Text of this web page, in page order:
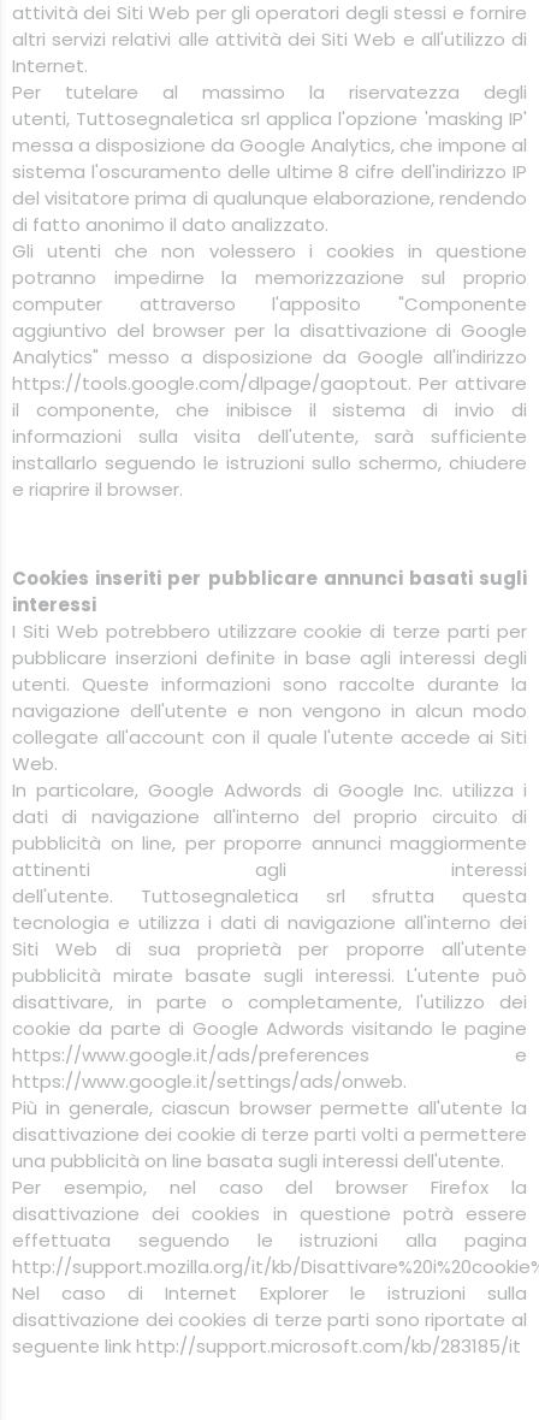
attività dei Siti Web per gli operatori degli stessi e fornire
altri servizi relativi alle attività dei Siti Web e all'utilizzo di
Internet.
Per tutelare al massimo la riservatezza degli
utenti, Tuttosegnaletica srl applica l'opzione 'masking IP'
messa a disposizione da Google Analytics, che impone al
sistema l'oscuramento delle ultime 8 cifre dell'indirizzo IP
del visitatore prima di qualunque elaborazione, rendendo
di fatto anonimo il dato analizzato.
Gli utenti che non volessero i cookies in questione
potranno impedirne la memorizzazione sul proprio
computer attraverso l'apposito "Componente
aggiuntivo del browser per la disattivazione di Google
Analytics" messo a disposizione da Google all'indirizzo
https://tools.google.com/dlpage/gaoptout. Per attivare
il componente, che inibisce il sistema di invio di
informazioni sulla visita dell'utente, sarà sufficiente
installarlo seguendo le istruzioni sullo schermo, chiudere
e riaprire il browser.
Cookies inseriti per pubblicare annunci basati sugli
interessi
I Siti Web potrebbero utilizzare cookie di terze parti per
pubblicare inserzioni definite in base agli interessi degli
utenti. Queste informazioni sono raccolte durante la
navigazione dell'utente e non vengono in alcun modo
collegate all'account con il quale l'utente accede ai Siti
Web.
In particolare, Google Adwords di Google Inc. utilizza i
dati di navigazione all'interno del proprio circuito di
pubblicità on line, per proporre annunci maggiormente
attinenti agli interessi
dell'utente. Tuttosegnaletica srl sfrutta questa
tecnologia e utilizza i dati di navigazione all'interno dei
Siti Web di sua proprietà per proporre all'utente
pubblicità mirate basate sugli interessi. L'utente può
disattivare, in parte o completamente, l'utilizzo dei
cookie da parte di Google Adwords visitando le pagine
https://www.google.it/ads/preferences e
https://www.google.it/settings/ads/onweb.
Più in generale, ciascun browser permette all'utente la
disattivazione dei cookie di terze parti volti a permettere
una pubblicità on line basata sugli interessi dell'utente.
Per esempio, nel caso del browser Firefox la
disattivazione dei cookies in questione potrà essere
effettuata seguendo le istruzioni alla pagina
http://support.mozilla.org/it/kb/
Nel caso di Internet Explorer le istruzioni sulla
disattivazione dei cookies di terze parti sono riportate al
seguente link http://support.microsoft.com/kb/283185/it